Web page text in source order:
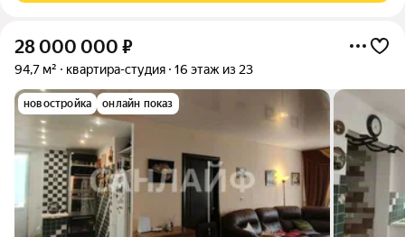
28 000 000 ₽
94,7 м² квартира-студия 16 этаж из 23
новостройка онлайн показ